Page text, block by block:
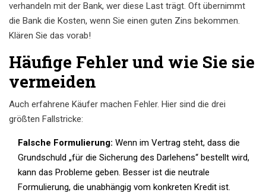
verhandeln mit der Bank, wer diese Last trägt. Oft übernimmt
die Bank die Kosten, wenn Sie einen guten Zins bekommen.
Klären Sie das vorab!
Häufige Fehler und wie Sie sie
vermeiden
Auch erfahrene Käufer machen Fehler. Hier sind die drei
größten Fallstricke:
Falsche Formulierung: Wenn im Vertrag steht, dass die
Grundschuld „für die Sicherung des Darlehens“ bestellt wird,
kann das Probleme geben. Besser ist die neutrale
Formulierung, die unabhängig vom konkreten Kredit ist.